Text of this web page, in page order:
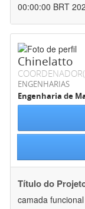
00:00:00 BRT
Chinelatto
ENGENHARIAS
Engenharia de
Título do
camada